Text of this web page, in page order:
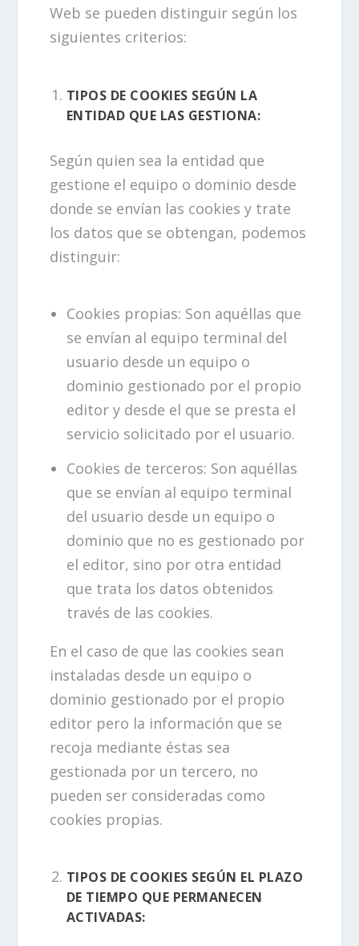
Web se pueden distinguir según los
siguientes criterios:
TIPOS DE COOKIES SEGÚN LA
ENTIDAD QUE LAS GESTIONA:
Según quien sea la entidad que
gestione el equipo o dominio desde
donde se envían las cookies y trate
los datos que se obtengan, podemos
distinguir:
Cookies propias: Son aquéllas que
se envían al equipo terminal del
usuario desde un equipo o
dominio gestionado por el propio
editor y desde el que se presta el
servicio solicitado por el usuario.
Cookies de terceros: Son aquéllas
que se envían al equipo terminal
del usuario desde un equipo o
dominio que no es gestionado por
el editor, sino por otra entidad
que trata los datos obtenidos
través de las cookies.
En el caso de que las cookies sean
instaladas desde un equipo o
dominio gestionado por el propio
editor pero la información que se
recoja mediante éstas sea
gestionada por un tercero, no
pueden ser consideradas como
cookies propias.
TIPOS DE COOKIES SEGÚN EL PLAZO
DE TIEMPO QUE PERMANECEN
ACTIVADAS: